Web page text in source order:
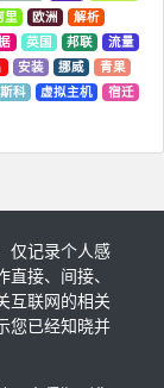
里 欧洲
解析
英国 邦联
流量
安装 挪威
青果
科 虚拟主机 宿迁
仅记录个人感
接、间接、
互联网的相关
您已经知晓并